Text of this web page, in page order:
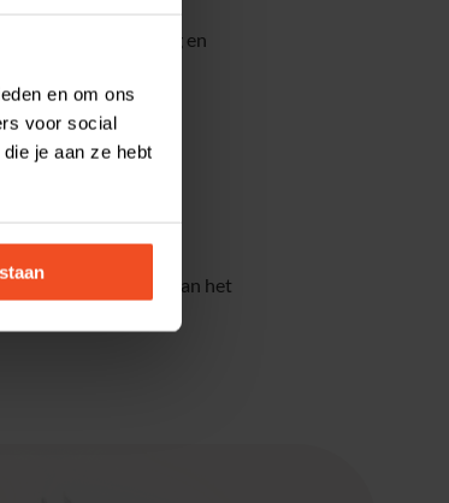
en om ons
voor social
je aan ze hebt
Laat je vraag en
de schappen? Dan kan het